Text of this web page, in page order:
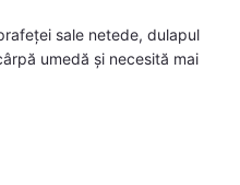
sale netede, dulapul
umedă și necesită mai